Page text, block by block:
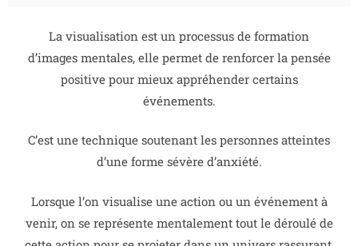
La visualisation est un processus de formation
d’images mentales, elle permet de renforcer la pensée
positive pour mieux appréhender certains
événements.
C’est une technique soutenant les personnes atteintes
d’une forme sévère d’anxiété.
Lorsque l’on visualise une action ou un événement à
venir, on se représente mentalement tout le déroulé de